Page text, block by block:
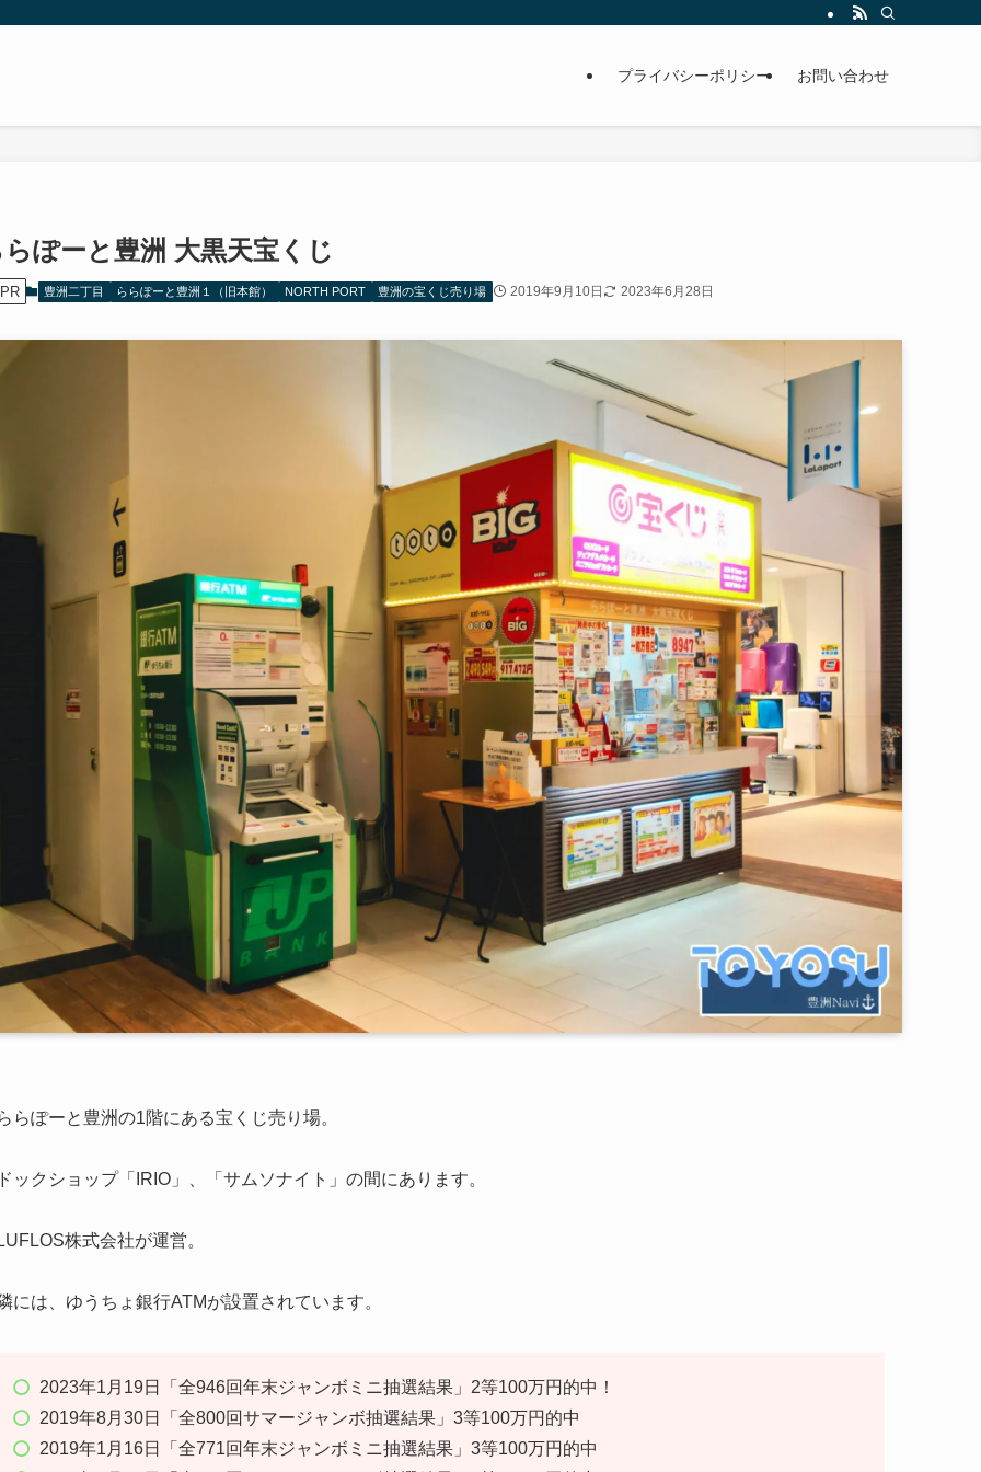
プライバシーポリシー お問い合わせ
ぽーと豊洲 大黒天宝くじ
PR 豊洲二丁目 ららぽーと豊洲１（旧本館） NORTH PORT 豊洲の宝くじ売り場 2019年9月10日 2023年6月28日
らぽーと豊洲の1階にある宝くじ売り場。
ックショップ「IRIO」、「サムソナイト」の間にあります。
株式会社が運営。
には、ゆうちょ銀行ATMが設置されています。
2023年1月19日「全946回年末ジャンボミニ抽選結果」2等100万円的中！
2019年8月30日「全800回サマージャンボ抽選結果」3等100万円的中
2019年1月16日「全771回年末ジャンボミニ抽選結果」3等100万円的中